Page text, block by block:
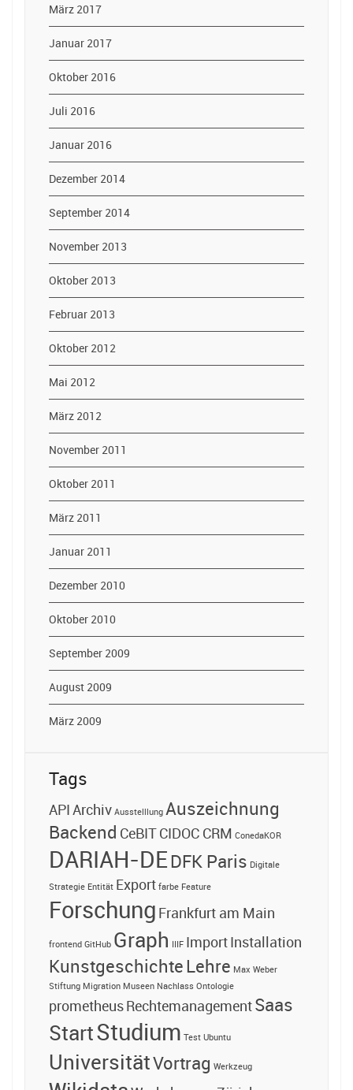
März 2017
Januar 2017
Oktober 2016
Juli 2016
Januar 2016
Dezember 2014
September 2014
November 2013
Oktober 2013
Februar 2013
Oktober 2012
Mai 2012
März 2012
November 2011
Oktober 2011
März 2011
Januar 2011
Dezember 2010
Oktober 2010
September 2009
August 2009
März 2009
Tags
API Archiv Ausstelllung Auszeichnung
Backend CeBITCIDOC CRM ConedaKOR
DARIAH-DEDFK Paris Digitale
Strategie Entität Export farbe Feature
Forschung Frankfurt am Main
frontend GitHub Graph IIIF ImportInstallation
KunstgeschichteLehre Max Weber
Stiftung Migration Museen Nachlass Ontologie
prometheusRechtemanagementSaas
StartStudium Test Ubuntu
UniversitätVortrag Werkzeug